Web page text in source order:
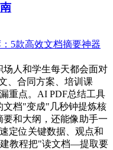
场人和学生每天都会面对
、合同方案、培训课
重点。AI PDF总结工具
文档"变成"几秒钟提炼核
和大纲，还能像助手一
定位关键数据、观点和
教程把"读文档—提取要